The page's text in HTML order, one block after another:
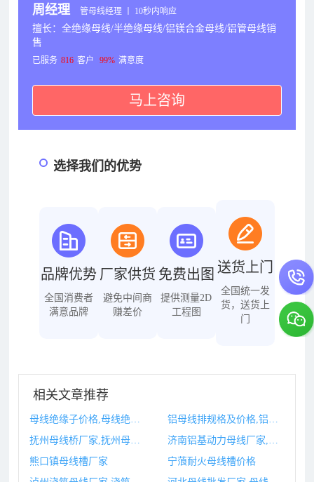
周经理 管母线经理 丨 10秒内响应
擅长：全绝缘母线/半绝缘母线/铝镁合金母线/铝管母线销
售
已服务 816 客户 99% 满意度
马上咨询
选择我们的优势
品牌优势
全国消费者
满意品牌
厂家供货
避免中间商
赚差价
免费出图
提供测量2D
工程图
送货上门
全国统一发
货，送货上
门
相关文章推荐
熊口镇母线槽厂家
宁蒗耐火母线槽价格